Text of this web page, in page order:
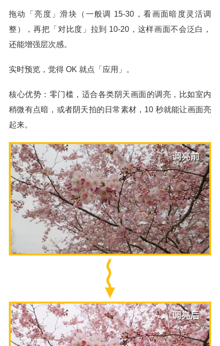
拖动「亮度」滑块（一般调 15-30，看画面暗度灵活调
整），再把「对比度」拉到 10-20，这样画面不会泛白，
还能增强层次感。
实时预览，觉得 OK 就点「应用」。
核心优势：零门槛，适合各类阴天画面的调亮，比如室内
稍微有点暗，或者阴天拍的日常素材，10 秒就能让画面亮
起来。